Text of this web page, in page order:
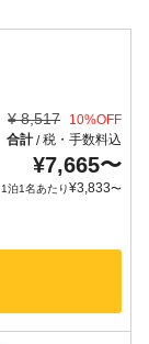
¥ 8,517 10%OFF
合計/税・手数料込
¥7,665〜
1泊1名あたり¥3,833〜